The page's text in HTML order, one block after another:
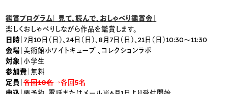
鑑賞プログラム「 見て、読んで、おしゃべり鑑賞会」
楽しくおしゃべりしながら作品を鑑賞します。
日時 ｜7月10日（日）、24日（日）、8月7日（日）、21日（日）10:30～11:30
会場 ｜美術館ホワイトキューブ 、コレクションラボ
対象 ｜小学生
参加費 ｜無料
定員 ｜各回10名→各回5名